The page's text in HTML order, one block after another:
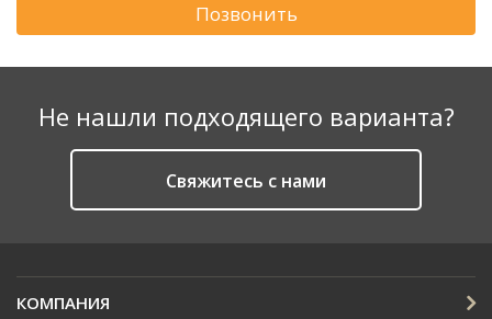
Позвонить
Не нашли подходящего варианта?
Cвяжитесь с нами
КОМПАНИЯ